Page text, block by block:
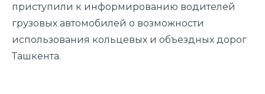
приступили к информированию водителей
грузовых автомобилей о возможности
использования кольцевых и объездных дорог
Ташкента.